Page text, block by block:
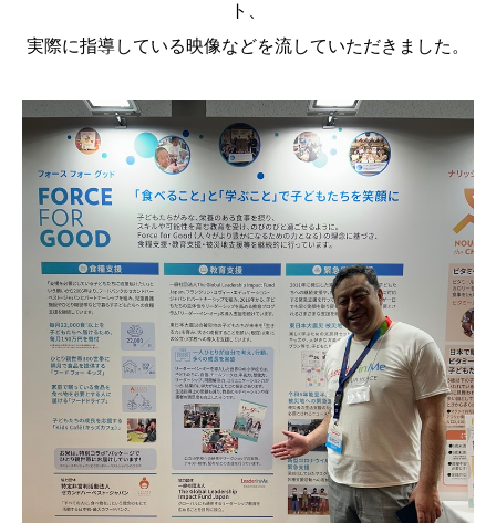
ト、
実際に指導している映像などを流していただきました。